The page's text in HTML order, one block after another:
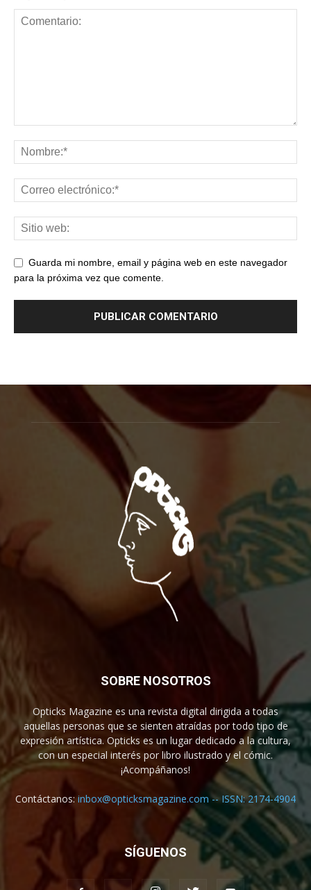
Guarda mi nombre, email y página web en este navegador
para la próxima vez que comente.
SOBRE NOSOTROS
Opticks Magazine es una revista digital dirigida a todas
aquellas personas que se sienten atraídas por todo tipo de
expresión artística. Opticks es un lugar dedicado a la cultura,
con un especial interés por libro ilustrado y el cómic.
¡Acompáñanos!
Contáctanos:inbox@opticksmagazine.com -- ISSN: 2174-4904
SÍGUENOS